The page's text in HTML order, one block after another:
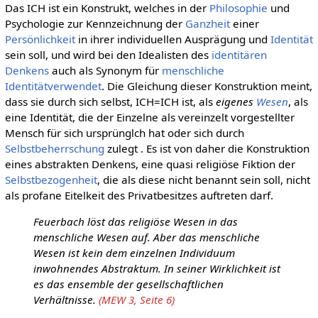
Das ICH ist ein Konstrukt, welches in der Philosophie und
Psychologie zur Kennzeichnung der Ganzheiteiner
Persönlichkeitin ihrer individuellen Ausprägung und Identität
sein soll, und wird bei den Idealisten des identitären
Denkensauch als Synonym für menschliche
Identitätverwendet. Die Gleichung dieser Konstruktion meint,
dass sie durch sich selbst, ICH=ICH ist, als eigenes Wesen, als
eine Identität, die der Einzelne als vereinzelt vorgestellter
Mensch für sich ursprünglch hat oder sich durch
Selbstbeherrschung zulegt . Es ist von daher die Konstruktion
eines abstrakten Denkens, eine quasi religiöse Fiktion der
Selbstbezogenheit, die als diese nicht benannt sein soll, nicht
als profane Eitelkeit des Privatbesitzes auftreten darf.
Feuerbach löst das religiöse Wesen in das
menschliche Wesen auf. Aber das menschliche
Wesen ist kein dem einzelnen Individuum
inwohnendes Abstraktum. In seiner Wirklichkeit ist
es das ensemble der gesellschaftlichen
Verhältnisse. (MEW 3, Seite 6)